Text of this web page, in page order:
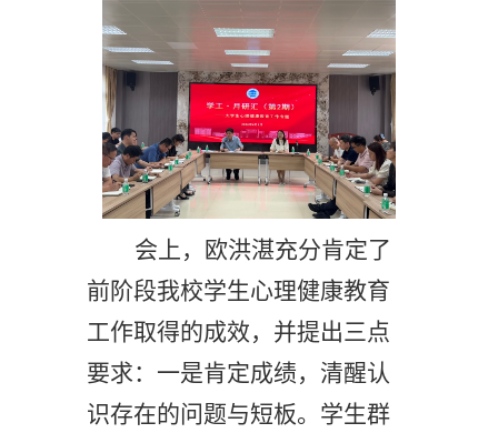
会上，欧洪湛充分肯定了
前阶段我校学生心理健康教育
工作取得的成效，并提出三点
要求：一是肯定成绩， 清醒认
识存在的问题与短板。学生群